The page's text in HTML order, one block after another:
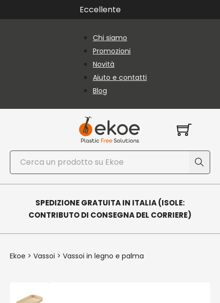
Vai al contenuto principale
Vai al piè di paginaEccellente
Chi siamo
Promozioni
Novità
Aiuto e contatti
Blog
Cerca
SPEDIZIONE GRATUITA IN ITALIA (ISOLE:
CONTRIBUTO DI CONSEGNA DEL CORRIERE)
Ekoe > Vassoi > Vassoi in legno e palma